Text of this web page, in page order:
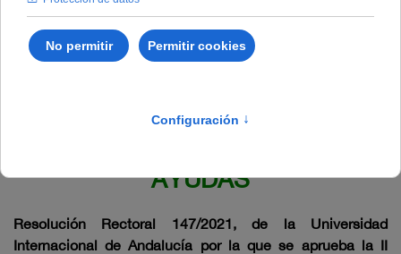
Publicado en:
AYUDAS
Resolución Rectoral 147/2021, de la Universidad
Internacional de Andalucía por la que se aprueba la II